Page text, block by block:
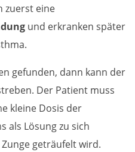
zuerst eine
und erkranken später
gefunden, dann kann der
Der Patient muss
kleine Dosis der
als Lösung zu sich
geträufelt wird.